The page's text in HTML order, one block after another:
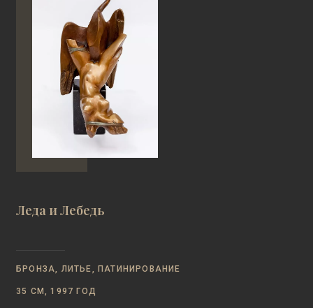
Леда и Лебедь
БРОНЗА, ЛИТЬЕ, ПАТИНИРОВАНИЕ
35 СМ, 1997 ГОД